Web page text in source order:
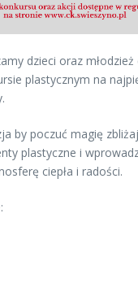
dzieci oraz młodzież
plastycznym na
by poczuć magię
plastyczne i
ciepła i radości.